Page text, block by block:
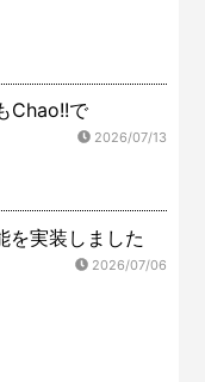
Chao!!で
2026/07/13
を実装しました
2026/07/06